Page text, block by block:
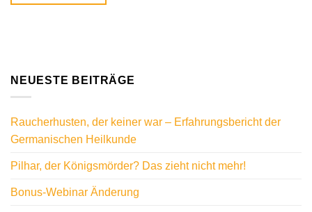
NEUESTE BEITRÄGE
Raucherhusten, der keiner war – Erfahrungsbericht der
Germanischen Heilkunde
Pilhar, der Königsmörder? Das zieht nicht mehr!
Bonus-Webinar Änderung